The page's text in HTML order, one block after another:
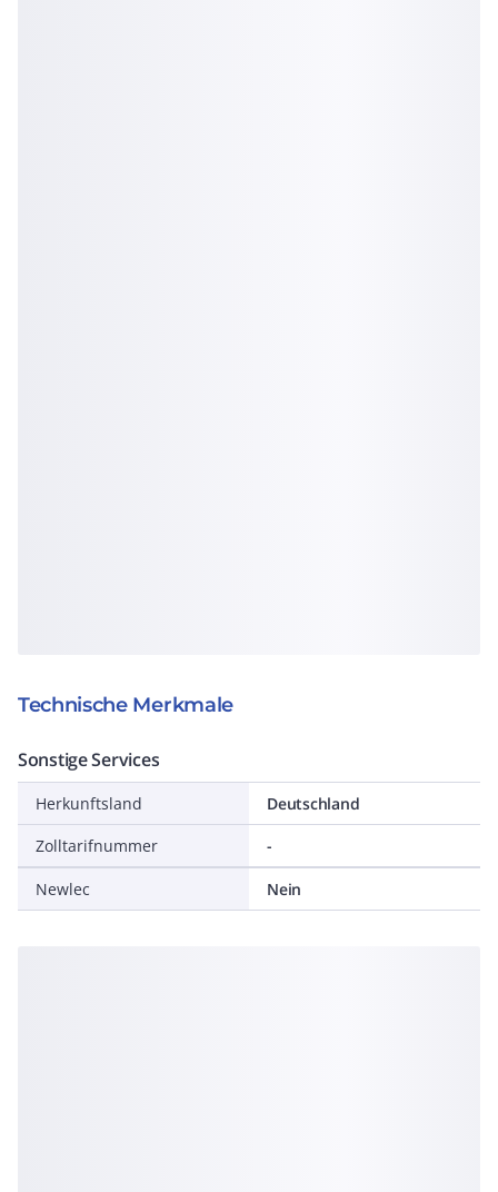
Technische Merkmale
Sonstige Services
Herkunftsland
Deutschland
Zolltarifnummer
-
Newlec Nein